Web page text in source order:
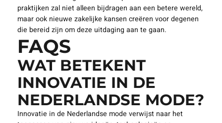
praktijken zal niet alleen bijdragen aan een betere wereld,
maar ook nieuwe zakelijke kansen creëren voor degenen
die bereid zijn om deze uitdaging aan te gaan.
FAQS
WAT BETEKENT
INNOVATIE IN DE
NEDERLANDSE MODE?
Innovatie in de Nederlandse mode verwijst naar het